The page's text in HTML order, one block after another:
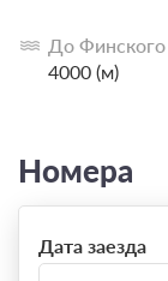
До Финского
4000 (м)
Номера
Дата заезда